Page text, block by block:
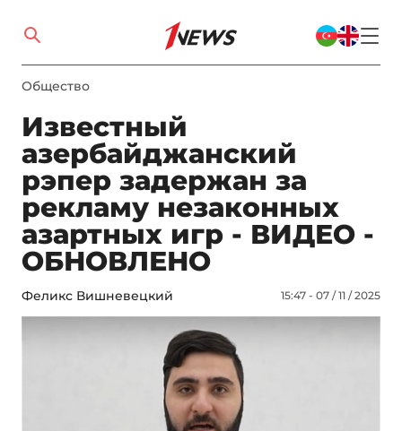
Общество
Известный
азербайджанский
рэпер задержан за
рекламу незаконных
азартных игр - ВИДЕО -
ОБНОВЛЕНО
Феликс Вишневецкий 15:47 - 07 / 11 / 2025